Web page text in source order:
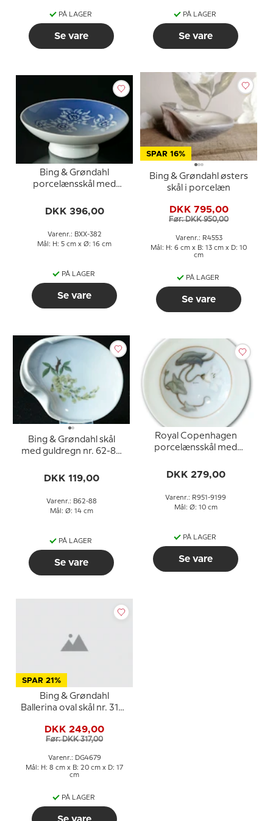
PÅ LAGER
Se vare
PÅ LAGER
Se vare
Bing & Grøndahl
porcelænsskål med
DKK 396,00
Varenr.: BXX-382
Mål: H: 5 cm x Ø: 16 cm
PÅ LAGER
Se vare
SPAR 16%
Bing & Grøndahl østers
skål i porcelæn
DKK 795,00
Før: DKK 950,00
Varenr.: R4553
Mål: H: 6 cm x B: 13 cm x D: 10
cm
PÅ LAGER
Se vare
Bing & Grøndahl skål
med guldregn nr. 62-88
DKK 119,00
Varenr.: B62-88
Mål: Ø: 14 cm
PÅ LAGER
Se vare
Royal Copenhagen
porcelænsskål med
DKK 279,00
Varenr.: R951-9199
Mål: Ø: 10 cm
PÅ LAGER
Se vare
SPAR 21%
Bing & Grøndahl
Ballerina oval skål nr. 312 i
DKK 249,00
Før: DKK 317,00
Varenr.: DG4679
Mål: H: 8 cm x B: 20 cm x D: 17
cm
PÅ LAGER
Se vare